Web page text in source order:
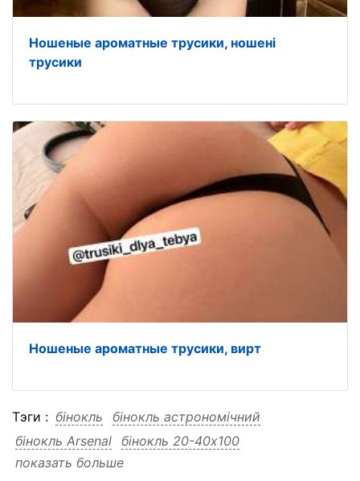
Ношеные ароматные трусики, ношені
трусики
Ношеные ароматные трусики, вирт
Тэги : бінокль
бінокль астрономічний
бінокль Arsenal бінокль 20-40x100
бінокль 20-40x100 астрономічний
показать больше